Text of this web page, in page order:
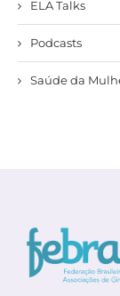
ELA Talks
Podcasts
Saúde da